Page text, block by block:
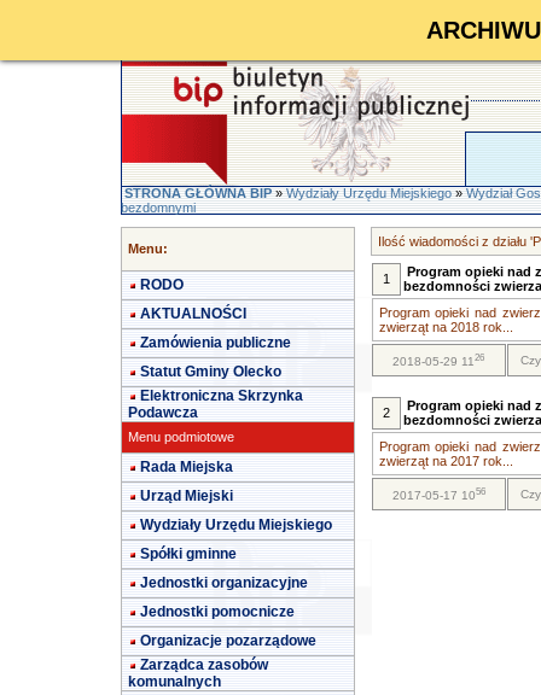
STRONA GŁÓWNA BIP»Wydziały Urzędu Miejskiego»Wydział
bezdomnymi
Menu:
RODO
AKTUALNOŚCI
Zamówienia publiczne
Statut Gminy Olecko
Elektroniczna Skrzynka
Podawcza
Menu podmiotowe
Rada Miejska
Urząd Miejski
Wydziały Urzędu Miejskiego
Spółki gminne
Jednostki organizacyjne
Jednostki pomocnicze
Organizacje pozarządowe
Zarządca zasobów
komunalnych
Ilość wiadomości z działu
1
Program opieki nad
bezdomności
Program opieki nad
zwierząt na 2018 rok...
2018-05-29 1126
2
Program opieki nad
bezdomności
Program opieki nad
zwierząt na 2017 rok...
2017-05-17 1056